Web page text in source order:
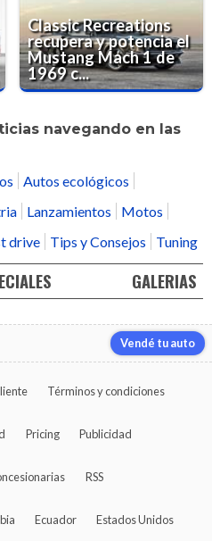
Classic Recreations
recupera y potencia el
Mustang Mach 1 de
1969 c...
navegando en las
Autos ecológicos
Lanzamientos
Motos
drive Tips y Consejos Tuning
GALERIAS
Vendé tu auto
Términos y condiciones
Pricing Publicidad
RSS
Ecuador Estados Unidos